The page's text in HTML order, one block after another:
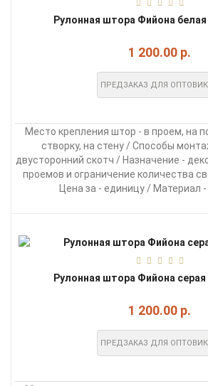
Рулонная штора Фийона белая
1 200.00 р.
ПРЕДЗАКАЗ ДЛЯ
Место крепления штор - в проем, на
створку, на стену / Способы
двусторонний скотч / Назначение -
проемов и ограничение количества
Цена за - единицу / Материал
Рулонная штора Фийона серая
1 200.00 р.
ПРЕДЗАКАЗ ДЛЯ